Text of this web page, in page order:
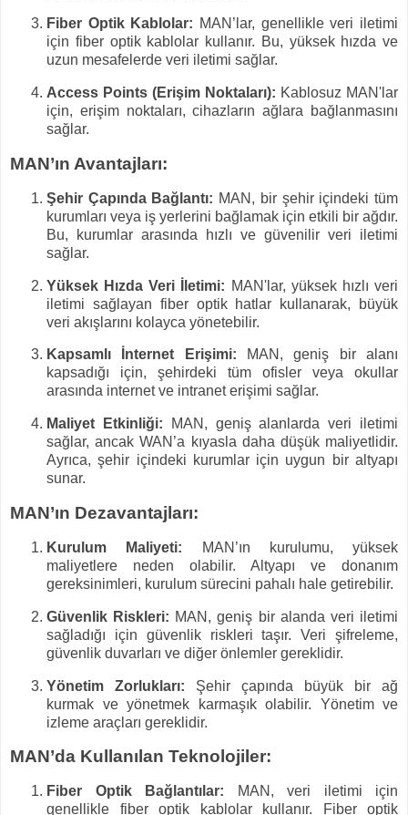
Fiber Optik Kablolar: MAN’lar, genellikle veri iletimi
için fiber optik kablolar kullanır. Bu, yüksek hızda ve
uzun mesafelerde veri iletimi sağlar.
Access Points (Erişim Noktaları): Kablosuz MAN'lar
için, erişim noktaları, cihazların ağlara bağlanmasını
sağlar.
MAN’ın Avantajları:
Şehir Çapında Bağlantı: MAN, bir şehir içindeki tüm
kurumları veya iş yerlerini bağlamak için etkili bir ağdır.
Bu, kurumlar arasında hızlı ve güvenilir veri iletimi
sağlar.
Yüksek Hızda Veri İletimi: MAN'lar, yüksek hızlı veri
iletimi sağlayan fiber optik hatlar kullanarak, büyük
veri akışlarını kolayca yönetebilir.
Kapsamlı İnternet Erişimi: MAN, geniş bir alanı
kapsadığı için, şehirdeki tüm ofisler veya okullar
arasında internet ve intranet erişimi sağlar.
Maliyet Etkinliği: MAN, geniş alanlarda veri iletimi
sağlar, ancak WAN’a kıyasla daha düşük maliyetlidir.
Ayrıca, şehir içindeki kurumlar için uygun bir altyapı
sunar.
MAN’ın Dezavantajları:
Kurulum Maliyeti: MAN’ın kurulumu, yüksek
maliyetlere neden olabilir. Altyapı ve donanım
gereksinimleri, kurulum sürecini pahalı hale getirebilir.
Güvenlik Riskleri: MAN, geniş bir alanda veri iletimi
sağladığı için güvenlik riskleri taşır. Veri şifreleme,
güvenlik duvarları ve diğer önlemler gereklidir.
Yönetim Zorlukları: Şehir çapında büyük bir ağ
kurmak ve yönetmek karmaşık olabilir. Yönetim ve
izleme araçları gereklidir.
MAN’da Kullanılan Teknolojiler:
Fiber Optik Bağlantılar: MAN, veri iletimi için
genellikle fiber optik kablolar kullanır. Fiber optik